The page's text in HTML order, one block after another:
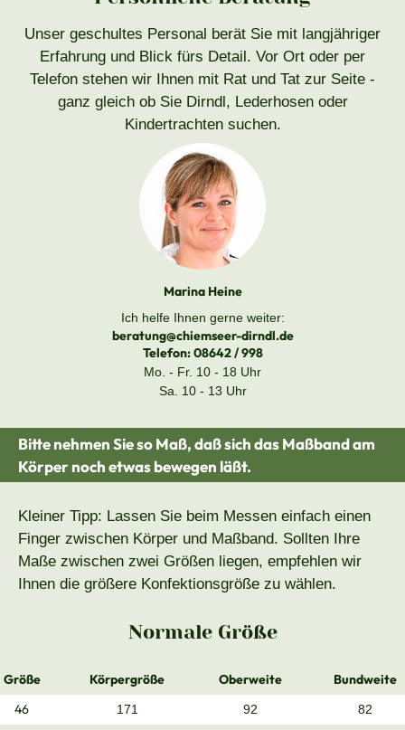
Unser geschultes Personal berät Sie mit langjähriger
Erfahrung und Blick fürs Detail. Vor Ort oder per
Telefon stehen wir Ihnen mit Rat und Tat zur Seite -
ganz gleich ob Sie Dirndl, Lederhosen oder
Kindertrachten suchen.
Marina Heine
Ich helfe Ihnen gerne weiter:
beratung@chiemseer-dirndl.de
Telefon:08642 / 998
Mo. - Fr. 10 - 18 Uhr
Sa. 10 - 13 Uhr
Bitte nehmen Sie so Maß, daß sich das Maßband am
Körper noch etwas bewegen läßt.
Kleiner Tipp: Lassen Sie beim Messen einfach einen
Finger zwischen Körper und Maßband. Sollten Ihre
Maße zwischen zwei Größen liegen, empfehlen wir
Ihnen die größere Konfektionsgröße zu wählen.
Normale Größe
Größe Körpergröße Oberweite
Bundweite
46
171 92 82